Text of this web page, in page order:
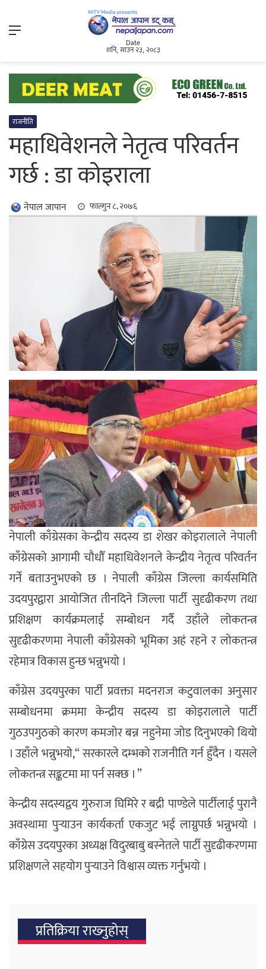
Menu
Date
शनि, साउन २३, २०८३
राजनीति
महाधिवेशनले नेतृत्व परिवर्तन
गर्छ : डा कोइराला
नेपाल जापान फाल्गुन ८, २०७६
नेपाली काँग्रेसका केन्द्रीय सदस्य डा शेखर कोइरालाले नेपाली
काँग्रेसको आगामी चौधौँ महाधिवेशनले केन्द्रीय नेतृत्व परिवर्तन
गर्ने बताउनुभएको छ । नेपाली काँग्रेस जिल्ला कार्यसमिति
उदयपुरद्वारा आयोजित तीनदिने जिल्ला पार्टी सुदृढीकरण तथा
प्रशिक्षण कार्यक्रमलाई सम्बोधन गर्दै उहाँले लोकतन्त्र
सुदृढीकरणमा नेपाली काँग्रेसको भूमिका अहं रहने र लोकतन्त्र
रहेमात्र विकास हुन्छ भन्नुभयो ।
काँग्रेस उदयपुरका पार्टी प्रवक्ता मदनराज कटुवालका अनुसार
सम्बोधनमा क्रममा केन्द्रीय सदस्य डा कोइरालाले पार्टी
गुठउपगुठको कारण कमजोर बन्न नहुनेमा जोड दिनुभएको थियो
। उहाँले भन्नुभयो,“ सरकारले दम्भको राजनीति गर्न हुँदैन । यसले
लोकतन्त्र सङ्कटमा मा पर्न सक्छ । ”
केन्द्रीय सदस्यद्वय गुरुराज घिमिरे र बद्री पाण्डेले पार्टीलाई पुरानै
अवस्थामा पुर्‍याउन कार्यकर्ता एकजुट भई लाग्नुपर्छ भन्नुभयो ।
काँग्रेस उदयपुरका अध्यक्ष विदुरबाबु बस्नेतले पार्टी सुदृढीकरणमा
प्रशिक्षणले सहयोग पुर्‍याउने विश्वास व्यक्त गर्नुभयो ।
प्रतिक्रिया राख्‍नुहोस्